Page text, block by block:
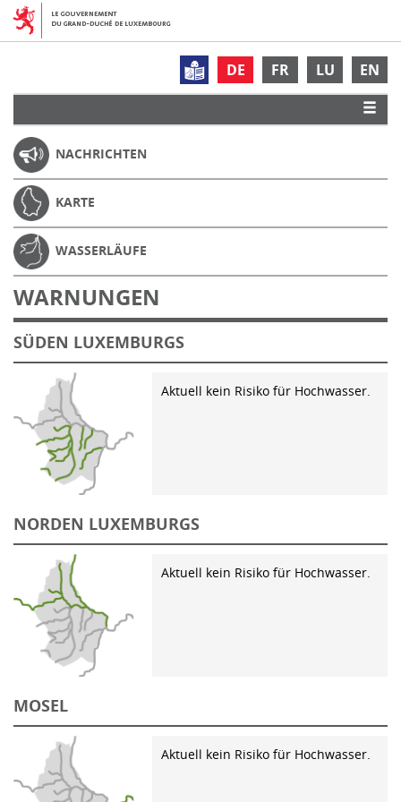
DE FR LU EN
NACHRICHTEN
KARTE
WASSERLÄUFE
WARNUNGEN
SÜDEN LUXEMBURGS
Aktuell kein Risiko für Hochwasser.
NORDEN LUXEMBURGS
Aktuell kein Risiko für Hochwasser.
MOSEL
Aktuell kein Risiko für Hochwasser.